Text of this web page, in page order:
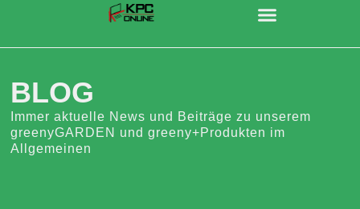
BLOG
Immer aktuelle News und Beiträge zu unserem
greenyGARDEN und greeny+Produkten im
Allgemeinen